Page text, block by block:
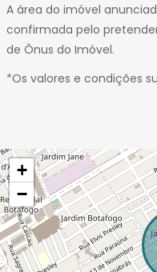
A área do imóvel
confirmada pelo
de Ônus do Imóvel.
*Os valores e condições
+
−